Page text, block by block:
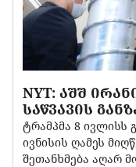
NYT: ᲐᲨᲨ
ᲡᲐᲬᲕᲐᲕᲘᲡ
ტრამპმა 8 ივლისს
ივნისის ღამეს
შეთანხმება აღარ